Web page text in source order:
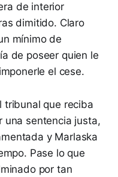
de interior
dimitido. Claro
mínimo de
de poseer quien le
el cese.
tribunal que reciba
una sentencia justa,
y Marlaska
Pase lo que
por tan